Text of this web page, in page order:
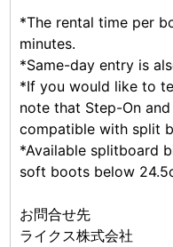
*The rental time per
minutes.
*Same-day entry is
*If you would like to
note that Step-On
compatible with split
*Available splitboard
soft boots below
お問合せ先
ライクス株式会社